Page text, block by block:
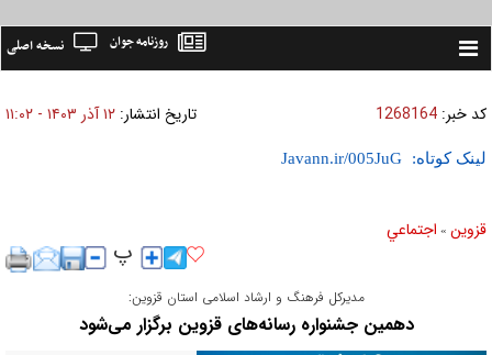
Toggle
نسخه اصلی روزنامه جوان
کد خبر: 1268164 تاریخ انتشار: ۱۲ آذر ۱۴۰۳ - ۱۱:۰۲
لینک کوتاه:
قزوین » اجتماعي
مدیرکل فرهنگ و ارشاد اسلامی استان قزوین:
دهمین جشنواره رسانه‌های قزوین برگزار می‌شود